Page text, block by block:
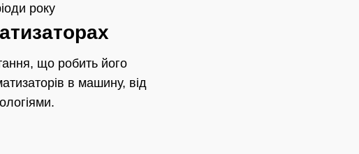
року
що робить його
в машину, від